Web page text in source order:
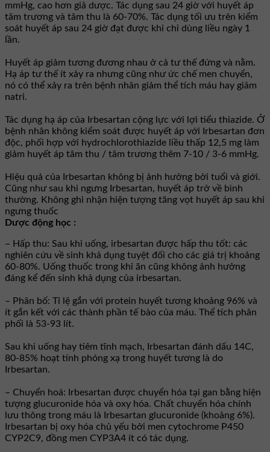
mmHg, cao hơn giả dược. Tác dụng sau 24 giờ với huyết áp
tâm trương và tâm thu là 60-70%. Tác dụng tối ưu trên kiểm
soát huyết áp sau 24 giờ đạt được khi chỉ dùng liều ngày 1
lần.
Huyết áp giảm tương đương nhau ở cả tư thế đứng và nằm.
Hạ áp tư thế ít xảy ra nhưng cũng như ức chế men chuyển,
nó có thể xảy ra trên bệnh nhân giảm thể tích máu hay giảm
natri.
Tác dụng hạ áp của Irbesartan cộng lực với lợi tiểu thiazide. Ở
bệnh nhân không kiểm soát được huyết áp với Irbesartan đơn
độc, phối hợp với hydrochlorothiazide liều thấp 12,5 mg làm
giảm huyết áp tâm thu / tâm trương thêm 7-10 / 3-6 mmHg.
Hiệu quả của Irbesartan không bị ảnh hưởng bởi tuổi và giới.
Cũng như sau khi ngưng Irbesartan, huyết áp trở về bình
thường. Không ghi nhận hiện tượng tăng vọt huyết áp sau khi
ngưng thuốc
Dược động học :
– Hấp thu: Sau khi uống, irbesartan được hấp thu tốt: các
nghiên cứu về sinh khả dụng tuyệt đối cho các giá trị khoảng
60-80%. Uống thuốc trong khi ăn cũng không ảnh hưởng
đáng kể đến sinh khả dụng của irbesartan.
– Phân bố: Tỉ lệ gắn với protein huyết tương khoảng 96% và
ít gắn kết với các thành phần tế bào của máu. Thể tích phân
phối là 53-93 lít.
Sau khi uống hay tiêm tĩnh mạch, Irbesartan đánh dấu 14C,
80-85% hoạt tính phóng xạ trong huyết tương là do
Irbesartan.
– Chuyển hoá: Irbesartan được chuyển hóa tại gan bằng hiện
tượng glucuronide hóa và oxy hóa. Chất chuyển hóa chính
lưu thông trong máu là Irbesartan glucuronide (khoảng 6%).
Irbesartan bị oxy hóa chủ yếu bởi men cytochrome P450
CYP2C9, đồng men CYP3A4 ít có tác dụng.